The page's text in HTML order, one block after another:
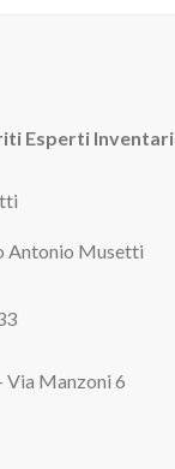
Esperti
Antonio Musetti
Via Manzoni 6